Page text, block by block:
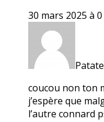
30 mars 2025 à
coucou non ton
j’espère que
l’autre connard